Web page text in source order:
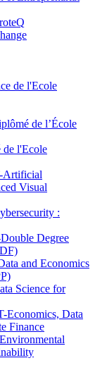
de l'Ecole
de l’École
de l'Ecole
Artificial
Visual
:
Degree
and Economics
Science for
Economics, Data
Finance